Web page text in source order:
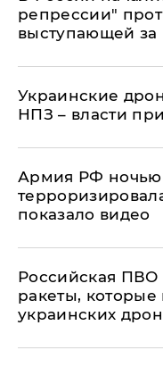
репрессии"
выступающей
Украинские
НПЗ – власти
Армия РФ ночью
показало видео
Российская ПВО
ракеты,
украинских